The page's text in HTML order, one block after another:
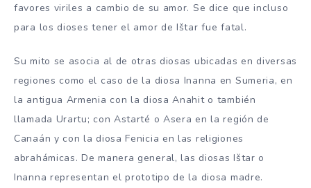
favores viriles a cambio de su amor. Se dice que incluso
para los dioses tener el amor de Ištar fue fatal.
Su mito se asocia al de otras diosas ubicadas en diversas
regiones como el caso de la diosa Inanna en Sumeria, en
la antigua Armenia con la diosa Anahit o también
llamada Urartu; con Astarté o Asera en la región de
Canaán y con la diosa Fenicia en las religiones
abrahámicas. De manera general, las diosas Ištar o
Inanna representan el prototipo de la diosa madre.